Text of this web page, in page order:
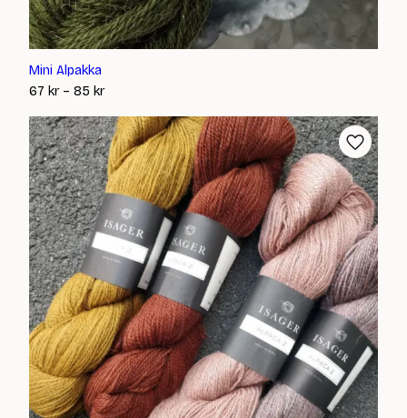
Mini Alpakka
67 kr – 85 krPrisintervall:
till
85 kr